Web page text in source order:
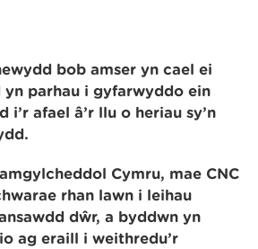
bob amser yn cael ei
yn parhau i gyfarwyddo ein
i’r afael â’r llu o heriau sy’n
Cymru, mae CNC
rhan lawn i leihau
dŵr, a byddwn yn
ag eraill i weithredu’r